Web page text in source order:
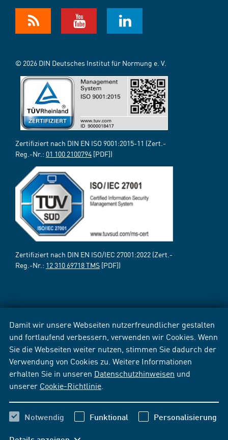
Damit wir unsere Webseiten nutzerfreundlicher gestalten
und fortlaufend verbessern, verwenden wir Cookies. Wenn
Sie die Webseiten weiter nutzen, stimmen Sie dadurch der
Verwendung von Cookies zu. Weitere Informationen
erhalten Sie in unseren Datenschutzhinweisen und
unserer Cookie-Richtlinie
Notwendig Funktional Personalisierung
© 2026 DIN Deutsches Institut für Normung e. V.
Zertifiziert nach DIN EN ISO 9001:2015-11 (Zert.-
Reg.-Nr.: 01 100 2100794 [PDF])
Zertifiziert nach DIN EN ISO/IEC 27001:2022 (Zert.-
Reg.-Nr.: 12 310 69718 TMS [PDF])